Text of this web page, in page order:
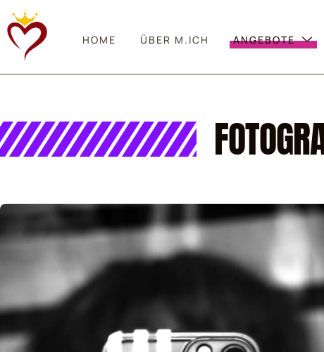
HOME ÜBER M.ICH ANGEBOTE